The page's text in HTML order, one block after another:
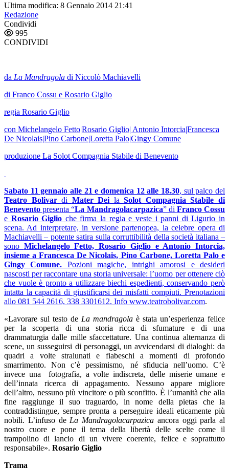
Ultima modifica: 8 Gennaio 2014 21:41
Redazione
Condividi
995
CONDIVIDI
da La Mandragola di Niccolò Machiavelli
di Franco Cossu e Rosario Giglio
regia Rosario Giglio
con Michelangelo Fetto|Rosario Giglio| Antonio Intorcia|Francesca
De Nicolais|Pino Carbone|Loretta Palo|Gingy Comune
produzione La Solot Compagnia Stabile di Benevento
Sabato 11 gennaio alle 21 e domenica 12 alle 18.30, sul palco del
Teatro Bolivardi Mater Dei laSolot Compagnia Stabile di
Benevento presenta “La Mandragolacarpazica” di Franco Cossu
e Rosario Giglio che firma la regia e veste i panni di Ligurio in
scena. Ad interpretare, in versione partenopea, la celebre opera di
Machiavelli – potente satira sulla corruttibilità della società italiana –
sono Michelangelo Fetto, Rosario Giglio e Antonio Intorcia,
insieme a Francesca De Nicolais, Pino Carbone, Loretta Palo e
Gingy Comune. Pozioni magiche, intrighi amorosi e desideri
nascosti per raccontare una storia universale: l’uomo per ottenere ciò
che vuole è pronto a utilizzare biechi espedienti, conservando però
intatta la capacità di giustificarsi dei misfatti compiuti. Prenotazioni
allo 081 544 2616, 338 3301612. Info www.teatrobolivar.com.
«Lavorare sul testo de La mandragola è stata un’esperienza felice
per la scoperta di una storia ricca di sfumature e di una
drammaturgia dalle mille sfaccettature. Una continua alternanza di
scene, un susseguirsi di personaggi, un avvicendarsi di dialoghi: da
quadri a volte stralunati e fiabeschi a momenti di profondo
smarrimento. Non c’è pessimismo, né sfiducia nell’uomo. C’è
invece una fotografia, a volte indiscreta, delle miserie umane e
dell’innata ricerca di appagamento. Nessuno appare migliore
dell’altro, nessuno più vincitore o più sconfitto. È l’umanità che alla
fine raggiunge il suo traguardo, in nome della pietas che la
contraddistingue, sempre pronta a perseguire ideali eticamente più
nobili. L’infuso de La Mandragolacarpazica ancora oggi parla al
nostro cuore e pone il tema della libertà delle scelte come il
trampolino di lancio di un vivere coerente, felice e soprattutto
responsabile». Rosario Giglio
Trama